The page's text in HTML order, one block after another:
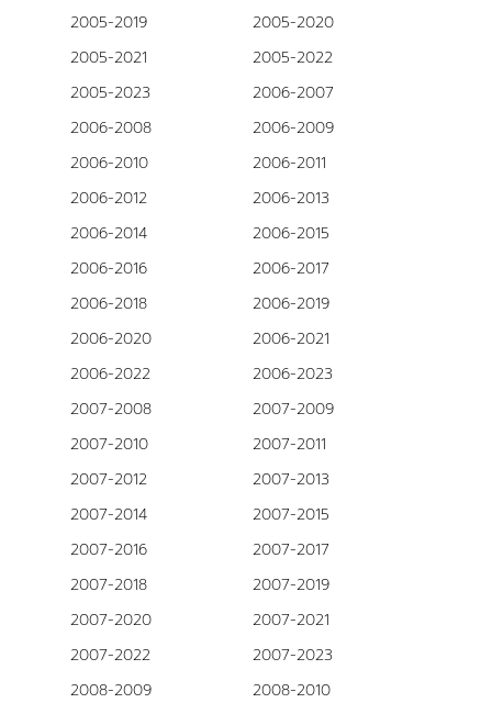
2005-2019
2005-2020
2005-2021
2005-2022
2005-2023
2006-2007
2006-2008
2006-2009
2006-2010
2006-2011
2006-2012
2006-2013
2006-2014
2006-2015
2006-2016
2006-2017
2006-2018
2006-2019
2006-2020
2006-2021
2006-2022
2006-2023
2007-2008
2007-2009
2007-2010
2007-2011
2007-2012
2007-2013
2007-2014
2007-2015
2007-2016
2007-2017
2007-2018
2007-2019
2007-2020
2007-2021
2007-2022
2007-2023
2008-2009
2008-2010